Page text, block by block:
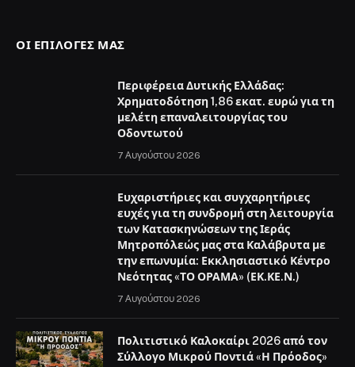
ΟΙ ΕΠΙΛΟΓΈΣ ΜΑΣ
Περιφέρεια Δυτικής Ελλάδας:
Χρηματοδότηση 1,86 εκατ. ευρώ για τη
μελέτη επαναλειτουργίας του
Οδοντωτού
7 Αυγούστου 2026
Ευχαριστήριες και συγχαρητήριες
ευχές για τη συνδρομή στη λειτουργία
των Κατασκηνώσεων της Ιεράς
Μητροπόλεώς μας στα Καλάβρυτα με
την επωνυμία: Εκκλησιαστικό Κέντρο
Νεότητας «ΤΟ ΟΡΑΜΑ» (ΕΚ.ΚΕ.Ν.)
7 Αυγούστου 2026
Πολιτιστικό Καλοκαίρι 2026 από τον
Σύλλογο Μικρού Ποντιά «Η Πρόοδος»